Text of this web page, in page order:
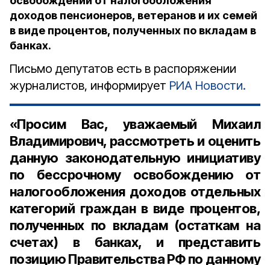
доходов пенсионеров, ветеранов и их семей
в виде процентов, полученных по вкладам в
банках.
Письмо депутатов есть в распоряжении
журналистов, информирует РИА Новости.
«Просим Вас, уважаемый Михаил
Владимирович, рассмотреть и оценить
данную законодательную инициативу
по бессрочному освобождению от
налогообложения доходов отдельных
категорий граждан в виде процентов,
полученных по вкладам (остаткам на
счетах) в банках, и представить
позицию Правительства РФ по данному